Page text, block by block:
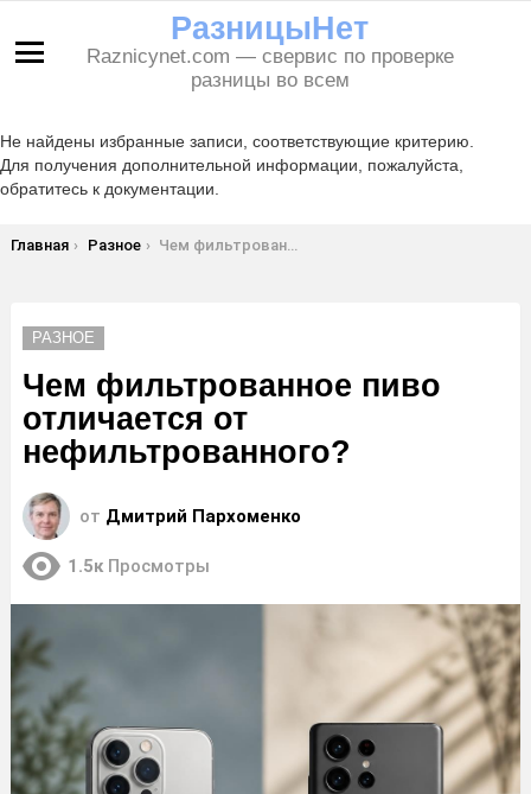
РазницыНет
Raznicynet.com — свервис по проверке
разницы во всем
Не найдены избранные записи, соответствующие критерию.
Для получения дополнительной информации, пожалуйста,
обратитесь к документации.
Вы здесь:
Главная Разное Чем фильтрованное пиво отличается от нефильтрованного?
РАЗНОЕ
Чем фильтрованное пиво
отличается от
нефильтрованного?
от Дмитрий Пархоменко
1.5к Просмотры